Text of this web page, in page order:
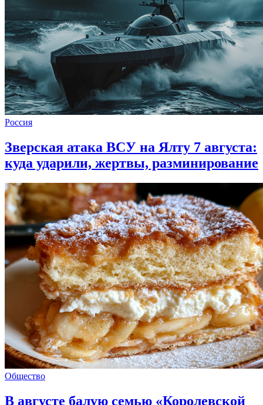
Россия
Зверская атака ВСУ на Ялту 7 августа:
куда ударили, жертвы, разминирование
Общество
В августе балую семью «Королевской